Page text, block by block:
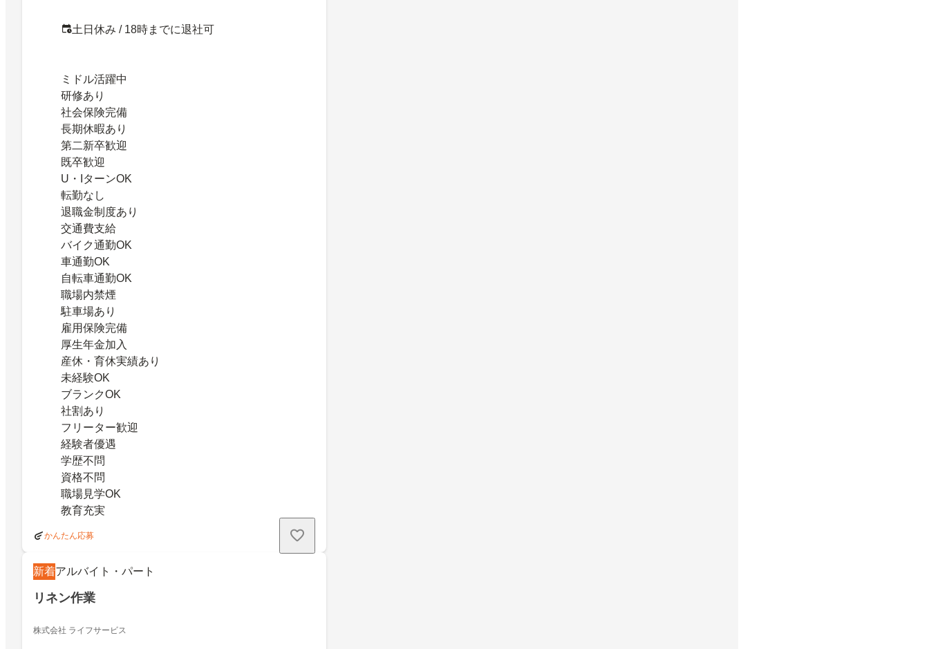
土日休み / 18時までに退社可
ミドル活躍中
研修あり
社会保険完備
長期休暇あり
第二新卒歓迎
既卒歓迎
U・IターンOK
転勤なし
退職金制度あり
交通費支給
バイク通勤OK
車通勤OK
自転車通勤OK
職場内禁煙
駐車場あり
雇用保険完備
厚生年金加入
産休・育休実績あり
未経験OK
ブランクOK
社割あり
フリーター歓迎
経験者優遇
学歴不問
資格不問
職場見学OK
教育充実
かんたん応募
新着アルバイト・パート
リネン作業
株式会社 ライフサービス